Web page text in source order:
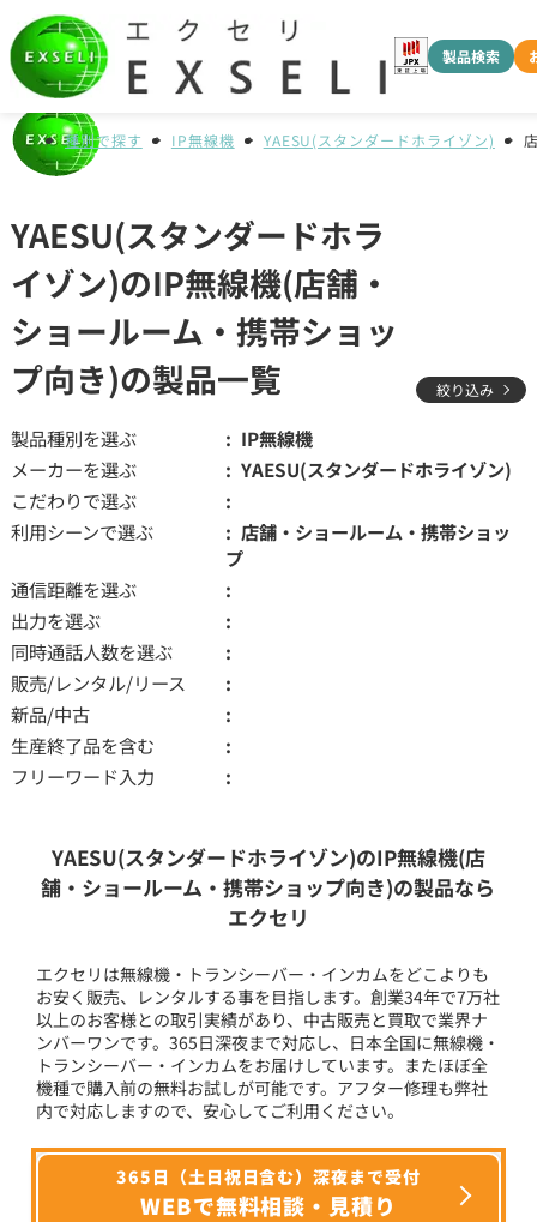
製品検索
種別で探す IP無線機 YAESU(スタンダードホライゾン)
YAESU(スタンダードホラ
イゾン)のIP無線機(店舗・
ショールーム・携帯ショッ
プ向き)の製品一覧
絞り込み
製品種別を選ぶ
IP無線機
メーカーを選ぶ
YAESU(スタンダードホライゾン)
こだわりで選ぶ
利用シーンで選ぶ
店舗・ショールーム・携帯ショッ
プ
通信距離を選ぶ
出力を選ぶ
同時通話人数を選ぶ
販売/レンタル/リース
新品/中古
生産終了品を含む
フリーワード入力
YAESU(スタンダードホライゾン)のIP無線機(店
舗・ショールーム・携帯ショップ向き)の製品なら
エクセリ
エクセリは無線機・トランシーバー・インカムをどこよりも
お安く販売、レンタルする事を目指します。創業34年で7万社
以上のお客様との取引実績があり、中古販売と買取で業界ナ
ンバーワンです。365日深夜まで対応し、日本全国に無線機・
トランシーバー・インカムをお届けしています。またほぼ全
機種で購入前の無料お試しが可能です。アフター修理も弊社
内で対応しますので、安心してご利用ください。
365日（土日祝日含む）深夜まで受付
WEBで無料相談・見積り